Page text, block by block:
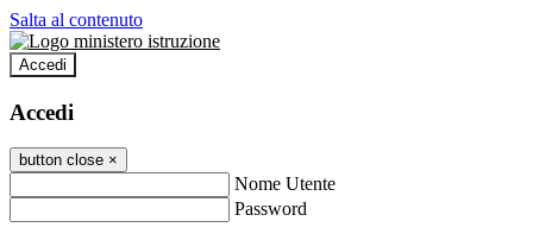
Salta al contenuto
Accedi
Accedi
button close ×
Nome Utente
Password